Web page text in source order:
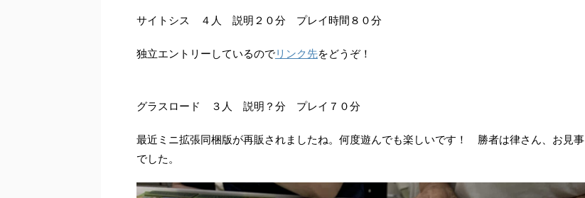
サイトシス ４人 説明２０分 プレイ時間８０分
独立エントリーしているのでリンク先をどうぞ！
グラスロード ３人 説明？分 プレイ７０分
最近ミニ拡張同梱版が再販されましたね。何度遊んでも楽しいです！ 勝者は律さん、お見事
でした。